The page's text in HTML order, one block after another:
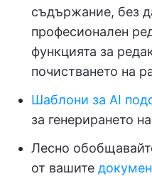
съдържание, без
професионален
функцията за
почистването на
Шаблони за AI
за генерирането
Лесно
от вашите